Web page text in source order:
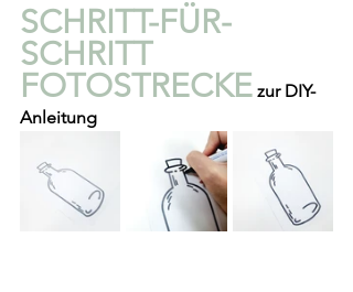
SCHRITT-FÜR-
SCHRITT
FOTOSTRECKE zur DIY-
Anleitung